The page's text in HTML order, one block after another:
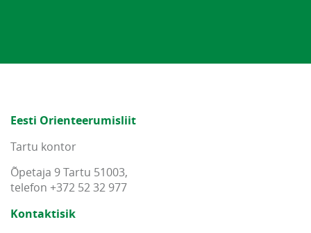
Eesti Orienteerumisliit
Tartu kontor
Õpetaja 9 Tartu 51003,
telefon +372 52 32 977
Kontaktisik